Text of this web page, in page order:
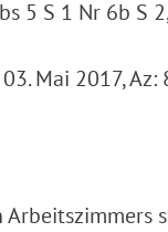
5 S 1 Nr 6b S
Mai 2017, Az: